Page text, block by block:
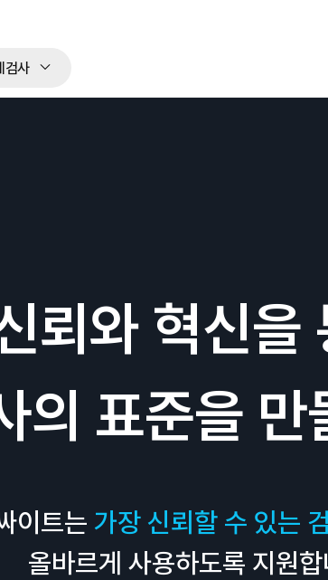
검사
뢰와 혁신을
의 표준을 만
이트는 가장 신뢰할 수 있는
올바르게 사용하도록 지원